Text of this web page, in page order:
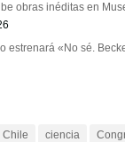
obras inéditas en
estrenará «No sé.
Chile ciencia